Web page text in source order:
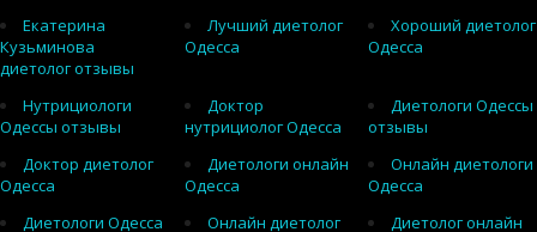
Екатерина
Кузьминова
диетолог отзывы
Лучший диетолог
Одесса
Хороший диетолог
Одесса
Нутрициологи
Одессы отзывы
Доктор
нутрициолог Одесса
Диетологи Одессы
отзывы
Доктор диетолог
Одесса
Диетологи онлайн
Одесса
Онлайн диетологи
Одесса
Диетологи Одесса
Онлайн диетолог
Диетолог онлайн